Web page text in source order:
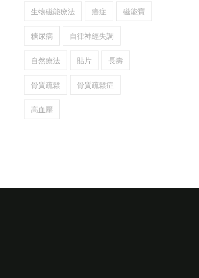
生物磁能療法 癌症 磁能寶
糖尿病 自律神經失調
自然療法 貼片 長壽
骨質疏鬆 骨質疏鬆症
高血壓